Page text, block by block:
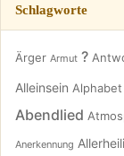
Schlagworte
Ärger Armut ?
Alleinsein Alphabet
Abendlied
Anerkennung